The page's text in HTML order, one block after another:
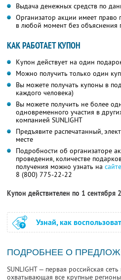
Выдача денежных средств по
Организатор акции имеет право
в любой момент без объяснения
КАК РАБОТАЕТ КУПОН
Купон действует на один
Можно получить только один
Вы можете получать купоны в
каждого человека)
Вы можете получить не более
одновременного участия в
компанией SUNLIGHT
Предъявите распечатанный,
месте
Подробности об организаторе
проведения, количестве
получения можно узнать на сайте
8 (800) 775-22-22
Купон действителен по 1 сентября
Узнай, как
ПОДРОБНЕЕ О
SUNLIGHT — первая российская
охватывающая все крупные